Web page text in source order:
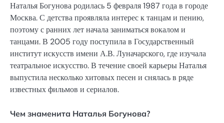
Наталья Богунова родилась 5 февраля 1987 года в городе
Москва. С детства проявляла интерес к танцам и пению,
поэтому с ранних лет начала заниматься вокалом и
танцами. В 2005 году поступила в Государственный
институт искусств имени А.В. Луначарского, где изучала
театральное искусство. В течение своей карьеры Наталья
выпустила несколько хитовых песен и снялась в ряде
известных фильмов и сериалов.
Чем знаменита Наталья Богунова?